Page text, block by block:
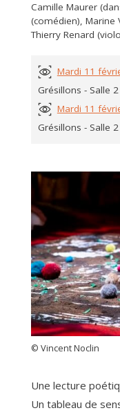
Camille Maurer
(comédien), Marine
Thierry Renard
Mardi 11
Grésillons - Salle 2
Mardi 11
Grésillons - Salle 2
© Vincent Noclin
Une lecture
Un tableau de